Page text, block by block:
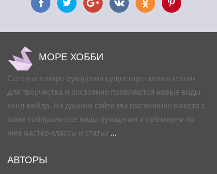
МОРЕ ХОББИ
Сегодня в мире рукоделия существует много техник
для творчества и постоянно появляются новые виды
хенд-мейда. На данном сайте мы постепенно вместе с
вами собираем все виды рукоделия и публикуем по
ним мастер-классы и статьи ...
АВТОРЫ